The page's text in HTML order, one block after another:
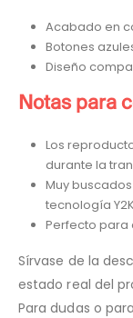
Acabado en
Botones
Diseño
Notas para
Los
durante la
Muy
tecnología
Perfecto para
Sírvase de la
estado real del
Para dudas o